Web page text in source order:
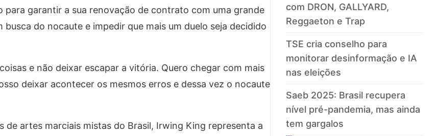
para garantir a sua renovação de contrato com uma grande
do nocaute e impedir que mais um duelo seja decidido
e não deixar escapar a vitória. Quero chegar com mais
deixar acontecer os mesmos erros e dessa vez o nocaute
de artes marciais mistas do Brasil, Irwing King representa a
com DRON, GALLYARD,
Reggaeton e Trap
TSE cria conselho para
monitorar desinformação e IA
nas eleições
Saeb 2025: Brasil recupera
nível pré-pandemia, mas ainda
tem gargalos